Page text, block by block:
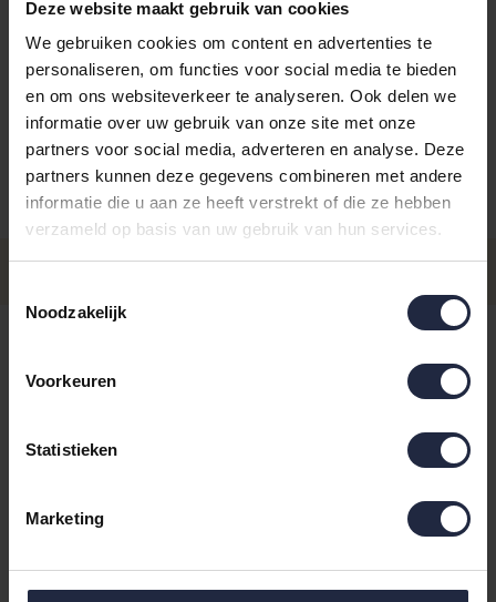
Deze website maakt gebruik van cookies
We gebruiken cookies om content en advertenties te
personaliseren, om functies voor social media te bieden
en om ons websiteverkeer te analyseren. Ook delen we
informatie over uw gebruik van onze site met onze
partners voor social media, adverteren en analyse. Deze
partners kunnen deze gegevens combineren met andere
informatie die u aan ze heeft verstrekt of die ze hebben
verzameld op basis van uw gebruik van hun services.
Noodzakelijk
Voorkeuren
Statistieken
Marketing
leinen
Aantal Maat Prijs
Handdoek 50x100 €17,95
€42,95